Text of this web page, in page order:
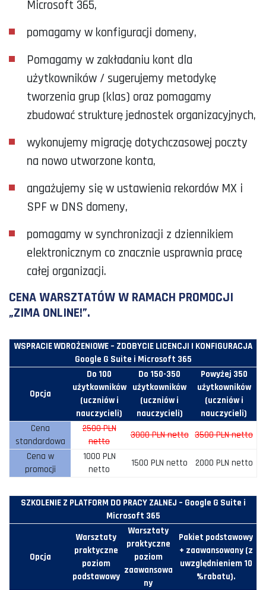
Microsoft 365,
pomagamy w konfiguracji domeny,
Pomagamy w zakładaniu kont dla
użytkowników / sugerujemy metodykę
tworzenia grup (klas) oraz pomagamy
zbudować strukturę jednostek organizacyjnych,
wykonujemy migrację dotychczasowej poczty
na nowo utworzone konta,
angażujemy się w ustawienia rekordów MX i
SPF w DNS domeny,
pomagamy w synchronizacji z dziennikiem
elektronicznym co znacznie usprawnia pracę
całej organizacji.
CENA WARSZTATÓW W RAMACH PROMOCJI
„ZIMA ONLINE!”.
WSPRACIE WDROŻENIOWE – ZDOBYCIE LICENCJI I KONFIGURACJA
Google G Suite i Microsoft 365
Opcja
Do 100
użytkowników
(uczniów i
nauczycieli)
Do 150-350
użytkowników
(uczniów i
nauczycieli)
Powyżej 350
użytkowników
(uczniów i
nauczycieli)
Cena
standardowa
2500 PLN
netto
3000 PLN netto 3500 PLN netto
Cena w
promocji
1000 PLN
netto
1500 PLN netto 2000 PLN netto
SZKOLENIE Z PLATFORM DO PRACY ZALNEJ – Google G Suite i
Microsoft 365
Opcja
Warsztaty
praktyczne
poziom
podstawowy
Warsztaty
praktyczne
poziom
zaawansowa
ny
Pakiet podstawowy
+ zaawansowany (z
uwzględnieniem 10
%rabatu).